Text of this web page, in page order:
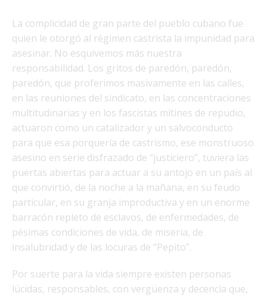
La complicidad de gran parte del pueblo cubano fue
quien le otorgó al régimen castrista la impunidad para
asesinar. No esquivemos más nuestra
responsabilidad. Los gritos de paredón, paredón,
paredón, que proferimos masivamente en las calles,
en las reuniones del sindicato, en las concentraciones
multitudinarias y en los fascistas mítines de repudio,
actuaron como un catalizador y un salvoconducto
para que esa porquería de castrismo, ese monstruoso
asesino en serie disfrazado de “justiciero”, tuviera las
puertas abiertas para actuar a su antojo en un país al
que convirtió, de la noche a la mañana, en su feudo
particular, en su granja improductiva y en un enorme
barracón repleto de esclavos, de enfermedades, de
pésimas condiciones de vida, de miseria, de
insalubridad y de las locuras de “Pepito”.
Por suerte para la vida siempre existen personas
lúcidas, responsables, con vergüenza y decencia que,